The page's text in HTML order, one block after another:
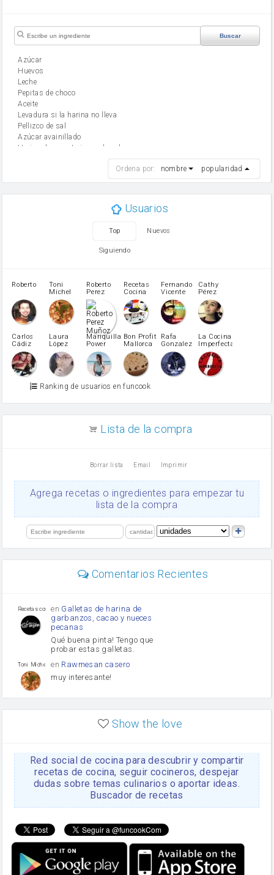
Buscar
Azúcar
huevos
leche
Pepitas de choco
aceite
Levadura si la harina no lleva
Pellizco de sal
Azúcar avainillado
Harina de reposteria con levadura
mantequilla
Harina para bizcocho
patatas
pimiento rojo
Pimentón
pimiento verde
miel
vino blanco
Azúcar glass
Azúcar moreno
Zumo de limón
arroz
Ajos
salsa de soja
limón
Ordena por: nombre popularidad
Usuarios
Top Nuevos
Siguiendo
Roberto
Toni
Michel
Caubet
Roberto
Perez
Muñoz
Recetas
Cocina
Fernando
Vicente
Cathy
Pérez
Carlos
Cádiz
Laura
López
Martínez
Mariquilla
Power
Bon Profit
Mallorca
Rafa
Gonzalez
La Cocina
Imperfecta
Ranking de usuarios en funcook
Lista de la compra
Borrar lista Email Imprimir
Agrega recetas o ingredientes para empezar tu
lista de la compra
Comentarios Recientes
Recetas con sazon
en Galletas de harina de
garbanzos, cacao y nueces
pecanas
Qué buena pinta! Tengo que
probar estas galletas.
Toni Michel Caubet
en Rawmesan casero
muy interesante!
enLasaña casera fácil y
HOJALDROSA TV
enGachas de la abuela
Rosa
https://youtu.be/Mz69gcVO3sI
Rosa enReceta Del Bizcocho
Disculpa. En la foto aparece
el bizcocho de xoco y en el
apartado de los ingredientes
te has olvidado de poner la
cantidad q se debería de
Show the love
Red social de cocina para descubrir y compartir
recetas de cocina, seguir cocineros, despejar
dudas sobre temas culinarios o aportar ideas.
Buscador de recetas